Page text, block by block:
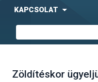
KAPCSOLAT
Zöldítéskor